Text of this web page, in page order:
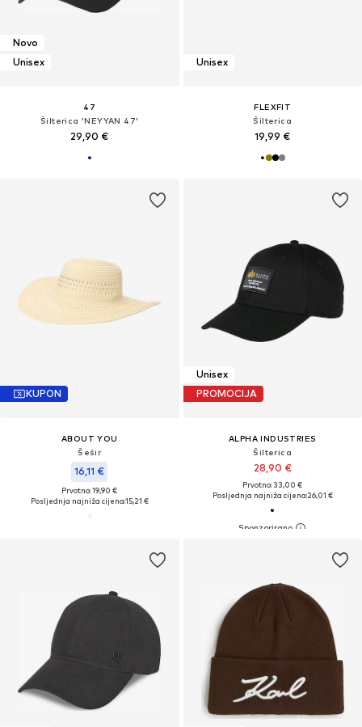
Novo
Unisex
47
Šilterica 'NEYYAN 47'
29,90 €
Unisex
FLEXFIT
Šilterica
19,99 €
KUPON
ABOUT YOU
Šešir
16,11 €
Prvotno: 19,90 €
Posljednja najniža cijena:15,21 €
Unisex
PROMOCIJA
ALPHA INDUSTRIES
Šilterica
28,90 €
Prvotno: 33,00 €
Posljednja najniža cijena:26,01 €